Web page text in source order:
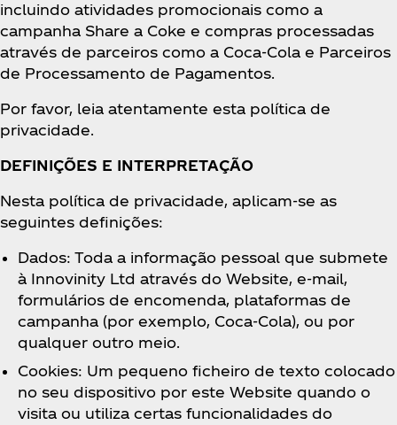
incluindo atividades promocionais como a
campanha Share a Coke e compras processadas
através de parceiros como a Coca‑Cola e Parceiros
de Processamento de Pagamentos.
Por favor, leia atentamente esta política de
privacidade.
DEFINIÇÕES E INTERPRETAÇÃO
Nesta política de privacidade, aplicam-se as
seguintes definições:
Dados: Toda a informação pessoal que submete
à Innovinity Ltd através do Website, e-mail,
formulários de encomenda, plataformas de
campanha (por exemplo, Coca‑Cola), ou por
qualquer outro meio.
Cookies: Um pequeno ficheiro de texto colocado
no seu dispositivo por este Website quando o
visita ou utiliza certas funcionalidades do